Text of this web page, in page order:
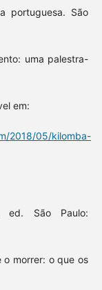
portuguesa. São
uma palestra-
em:
2018/05/kilomba-
ed. São Paulo:
o morrer: o que os